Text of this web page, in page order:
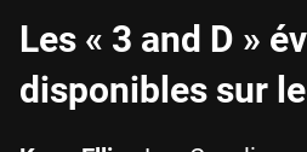
Les « 3 and D »
disponibles sur